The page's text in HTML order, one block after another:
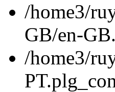
/home3/
GB/en-
/home3/